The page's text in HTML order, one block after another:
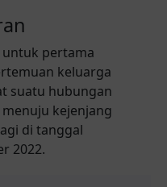
pertama
keluarga
suatu hubungan
kejenjang
di tanggal
2022.